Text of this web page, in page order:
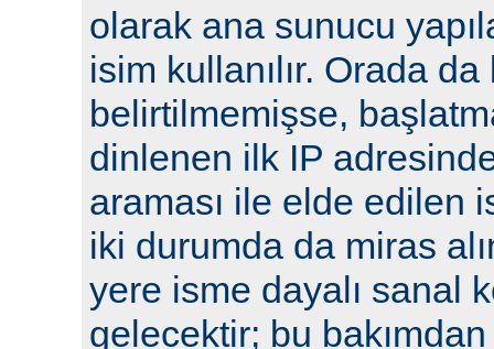
olarak ana sunucu
isim kullanılır. Orada
belirtilmemişse,
dinlenen ilk IP
araması ile elde edilen
iki durumda da miras
yere isme dayalı sanal
gelecektir; bu